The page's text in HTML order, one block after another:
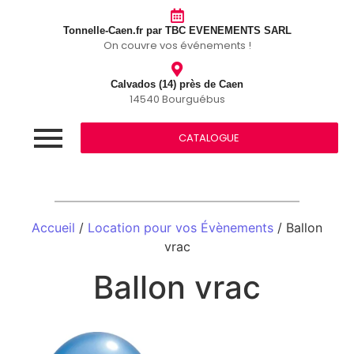
Tonnelle-Caen.fr par TBC EVENEMENTS SARL
On couvre vos événements !
Calvados (14) près de Caen
14540 Bourguébus
CATALOGUE
Accueil / Location pour vos Évènements / Ballon
vrac
Ballon vrac